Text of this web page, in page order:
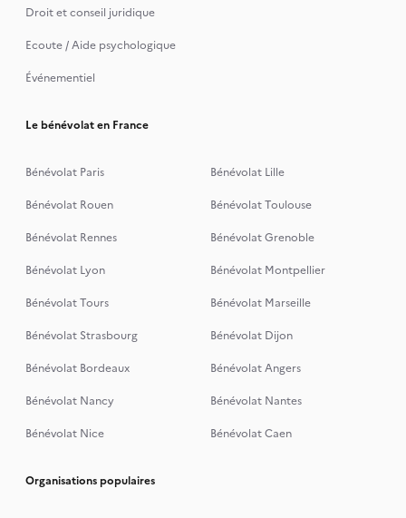
Droit et conseil juridique
Ecoute / Aide psychologique
Événementiel
Le bénévolat en France
Bénévolat Paris
Bénévolat Lille
Bénévolat Rouen
Bénévolat Toulouse
Bénévolat Rennes
Bénévolat Grenoble
Bénévolat Lyon
Bénévolat Montpellier
Bénévolat Tours
Bénévolat Marseille
Bénévolat Strasbourg
Bénévolat Dijon
Bénévolat Bordeaux
Bénévolat Angers
Bénévolat Nancy
Bénévolat Nantes
Bénévolat Nice
Bénévolat Caen
Organisations populaires